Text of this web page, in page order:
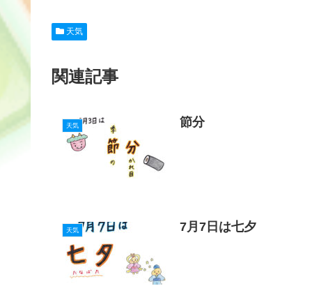
b
o
k
天気
関連記事
天気 節分
天気 7月7日は七夕